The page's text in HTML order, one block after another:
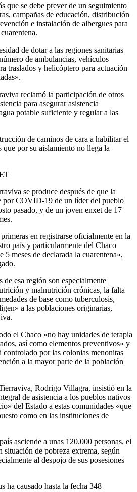
que se debe prever de un seguimiento
campañas de educación, distribución
e instalación de albergues para
de dotar a las regiones sanitarias
de ambulancias, vehículos
traslados y helicóptero para actuación
reclamó la participación de otros
para asegurar asistencia
potable suficiente y regular a las
de caminos de cara a habilitar el
que por su aislamiento no llega la
se produce después de que la
por COVID-19 de un líder del pueblo
pasado, y de un joven enxet de 17
en registrarse oficialmente en la
país y particularmente del Chaco
5 meses de declarada la cuarentena»,
esa región son especialmente
y malnutrición crónicas, la falta
de base como tuberculosis,
a las poblaciones originarias,
el Chaco «no hay unidades de terapia
así como elementos preventivos» y
por las colonias menonitas
a la mayor parte de la población
Rodrigo Villagra, insistió en la
de asistencia a los pueblos nativos
del Estado a estas comunidades «que
como en las instituciones de
asciende a unas 120.000 personas, el
situación de pobreza extrema, según
al despojo de sus posesiones
ha causado hasta la fecha 348